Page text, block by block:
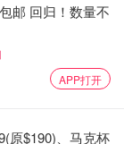
叫Honokeana
（turtle
晒太阳！当
格享用。我们走
）
邮 回归！数量不
APP打开
原$190)、马克杯